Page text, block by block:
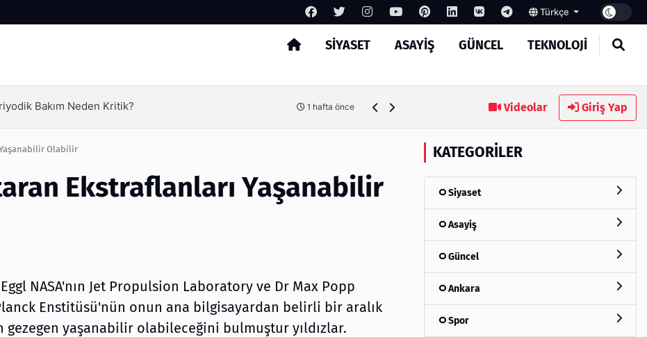
Türkçe
SIYASET ASAYIŞ GÜNCEL TEKNOLOJI
Arama
Bakım Neden Kritik? 1 hafta önce Ambalaj Süreçlerinde Yeni Nesil Verimliliği Olimpack ile
Videolar Giriş Yap
Olabilir
Ekstraflanları Yaşanabilir
NASA'nın Jet Propulsion Laboratory ve Dr Max Popp
Enstitüsü'nün onun ana bilgisayardan belirli bir aralık
yaşanabilir olabileceğini bulmuştur yıldızlar.
KATEGORILER
Siyaset
Asayiş
Güncel
Ankara
Spor